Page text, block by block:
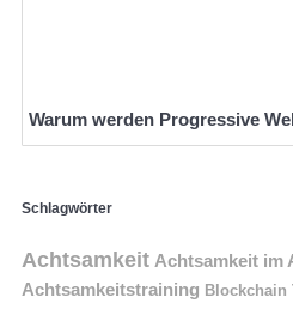
Warum werden Progressive
Schlagwörter
Achtsamkeit Achtsamkeit im
Achtsamkeitstraining Blockchain